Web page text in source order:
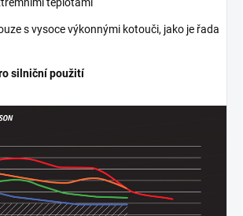
s vysoce výkonnými kotouči, jako je řada
silniční použití